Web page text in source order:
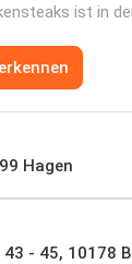
ist in
Hagen
- 45, 10178